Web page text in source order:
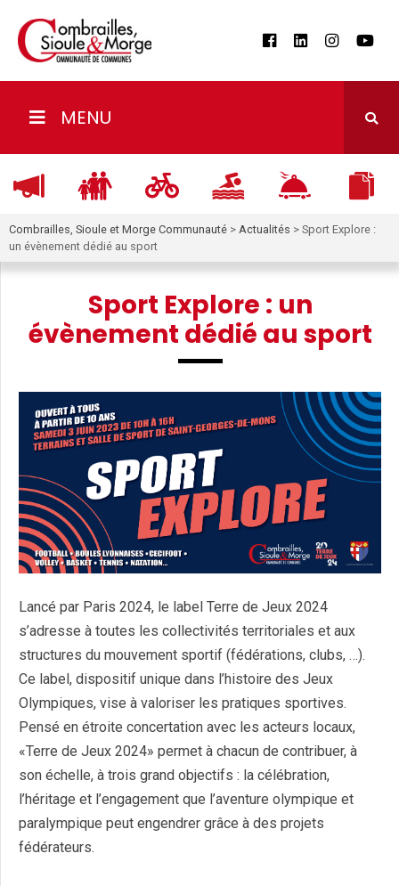
MENU
Combrailles, Sioule et Morge Communauté > Actualités > Sport Explore :
un évènement dédié au sport
Sport Explore : un
évènement dédié au sport
Lancé par Paris 2024, le label Terre de Jeux 2024
s’adresse à toutes les collectivités territoriales et aux
structures du mouvement sportif (fédérations, clubs, …).
Ce label, dispositif unique dans l’histoire des Jeux
Olympiques, vise à valoriser les pratiques sportives.
Pensé en étroite concertation avec les acteurs locaux,
«Terre de Jeux 2024» permet à chacun de contribuer, à
son échelle, à trois grand objectifs : la célébration,
l’héritage et l’engagement que l’aventure olympique et
paralympique peut engendrer grâce à des projets
fédérateurs.